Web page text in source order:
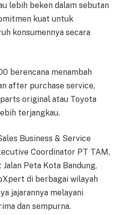
lebih beken dalam sebutan
kuat untuk
konsumennya secara
berencana menambah
after purchase service,
original atau Toyota
terjangkau.
Business & Service
Coordinator PT TAM,
Peta Kota Bandung,
di berbagai wilayah
jajarannya melayani
dan sempurna.